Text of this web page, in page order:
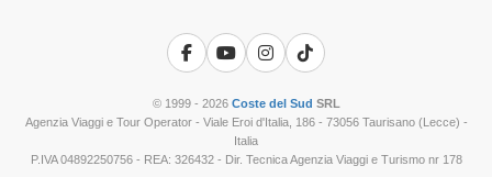
Facebook
YouTubeInstagram
TikTok
© 1999 - 2026 Coste del Sud SRL
Agenzia Viaggi e Tour Operator - Viale Eroi d'Italia, 186 - 73056 Taurisano (Lecce) -
Italia
P.IVA 04892250756 - REA: 326432 - Dir. Tecnica Agenzia Viaggi e Turismo nr 178